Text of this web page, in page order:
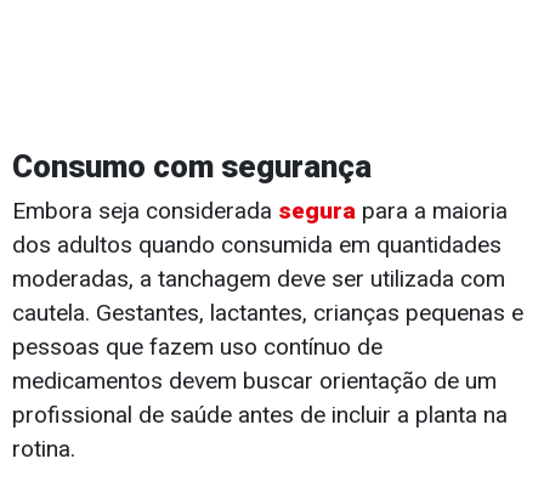
Consumo com segurança
Embora seja considerada segura para a maioria
dos adultos quando consumida em quantidades
moderadas, a tanchagem deve ser utilizada com
cautela. Gestantes, lactantes, crianças pequenas e
pessoas que fazem uso contínuo de
medicamentos devem buscar orientação de um
profissional de saúde antes de incluir a planta na
rotina.